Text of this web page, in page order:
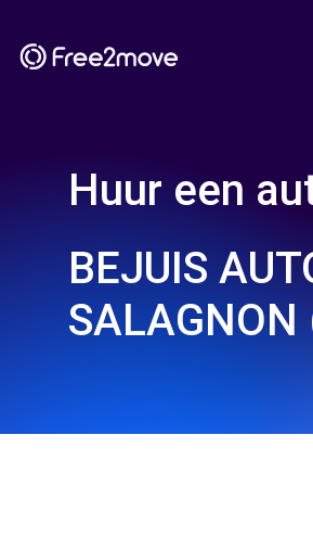
Huur een
BEJUIS
SALAGNON